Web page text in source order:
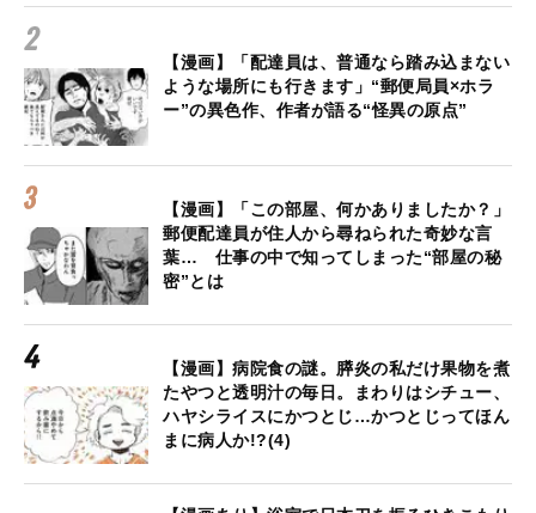
【漫画】「配達員は、普通なら踏み込まない
ような場所にも行きます」“郵便局員×ホラ
ー”の異色作、作者が語る“怪異の原点”
【漫画】「この部屋、何かありましたか？」
郵便配達員が住人から尋ねられた奇妙な言
葉… 仕事の中で知ってしまった“部屋の秘
密”とは
【漫画】病院食の謎。膵炎の私だけ果物を煮
たやつと透明汁の毎日。まわりはシチュー、
ハヤシライスにかつとじ…かつとじってほん
まに病人か!?(4)